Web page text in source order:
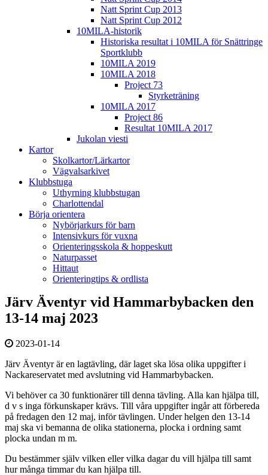
Natt Sprint Cup 2013
Natt Sprint Cup 2012
10MILA-historik
Historiska resultat i 10MILA för Snättringe
Sportklubb
10MILA 2019
10MILA 2018
Project 73
Styrketräning
10MILA 2017
Project 86
Resultat 10MILA 2017
Jukolan viesti
Kartor
Skolkartor/Lärkartor
Vägvalsarkivet
Klubbstuga
Uthyrning klubbstugan
Charlottendal
Börja orientera
Nybörjarkurs för barn
Intensivkurs för vuxna
Orienteringsskola & hoppeskutt
Naturpasset
Hittaut
Orienteringtips & ordlista
Järv Äventyr vid Hammarbybacken den
13-14 maj 2023
2023-01-14
Järv Äventyr är en lagtävling, där laget ska lösa olika uppgifter i
Nackareservatet med avslutning vid Hammarbybacken.
Vi behöver ca 30 funktionärer till denna tävling. Alla kan hjälpa till,
d v s inga förkunskaper krävs. Till våra uppgifter ingår att förbereda
på fredagen den 12 maj, inför tävlingen. Under helgen den 13-14
maj ska vi bemanna de olika stationerna, plocka i ordning samt
plocka undan m m.
Du bestämmer själv vilken eller vilka dagar du vill hjälpa till samt
hur många timmar du kan hjälpa till.